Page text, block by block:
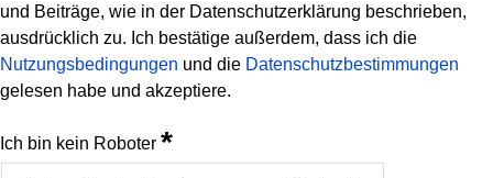
und Beiträge, wie in der Datenschutzerklärung beschrieben,
ausdrücklich zu. Ich bestätige außerdem, dass ich die
Nutzungsbedingungen und die Datenschutzbestimmungen
gelesen habe und akzeptiere.
Ich bin kein Roboter *